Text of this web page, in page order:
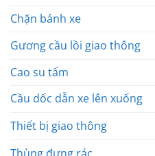
Chặn bánh xe
Gương cầu lồi giao thông
Cao su tấm
Cầu dốc dẫn xe lên xuống
Thiết bị giao thông